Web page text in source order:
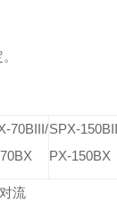
70BIII/SPX-
PX-150BX
流